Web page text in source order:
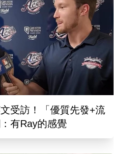
受訪！「優質先發+流
有Ray的感覺